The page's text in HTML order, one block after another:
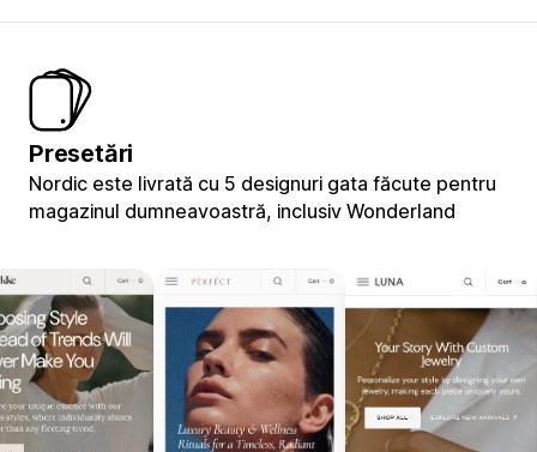
Presetări
Nordic este livrată cu 5 designuri gata făcute pentru
magazinul dumneavoastră, inclusiv Wonderland